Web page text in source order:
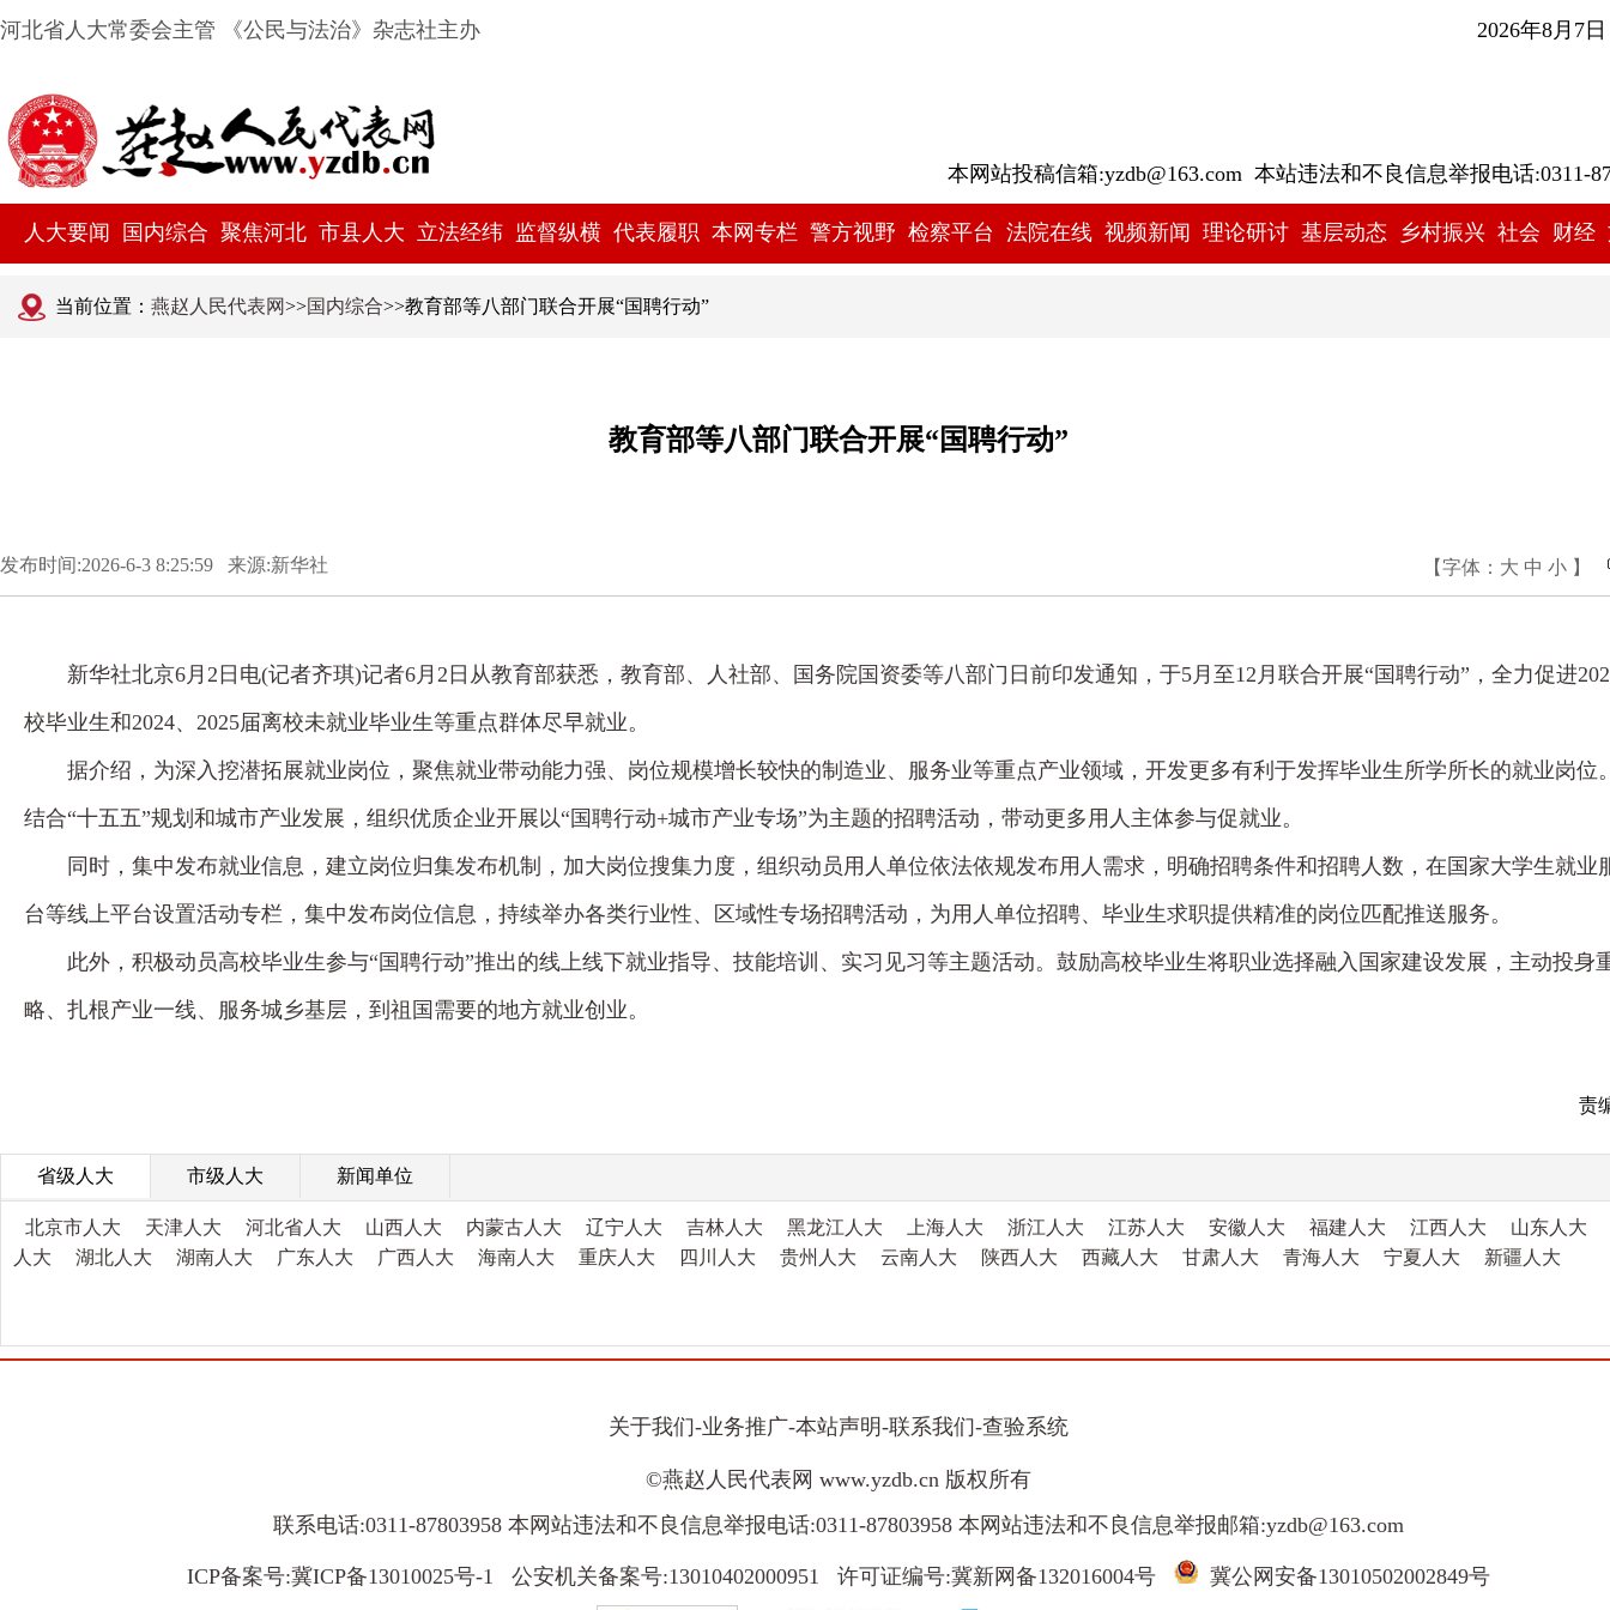
河北省人大常委会主管 《公民与法治》杂志社主办 2026年8月7
本网站投稿信箱:yzdb@163.com 本站违法和不良信息举报电话:0311-
人大要闻 国内综合 聚焦河北 市县人大 立法经纬 监督纵横 代表履职 本网专栏 警方视野 检察平台 法院在线 视频新闻 理论研讨 基层动态 乡村振兴 社会 财经
当前位置： 燕赵人民代表网>>国内综合>>教育部等八部门联合开展“国聘行动”
教育部等八部门联合开展“国聘行动”
发布时间:2026-6-3 8:25:59 来源:新华社 【字体： 大 中 小 】
新华社北京6月2日电(记者齐琪)记者6月2日从教育部获悉，教育部、人社部、国务院国资委等八部门日前印发通知，于5月至12月联合开展“国聘行动”，全力促进
校毕业生和2024、2025届离校未就业毕业生等重点群体尽早就业。
据介绍，为深入挖潜拓展就业岗位，聚焦就业带动能力强、岗位规模增长较快的制造业、服务业等重点产业领域，开发更多有利于发挥毕业生所学所长的就业岗位
结合“十五五”规划和城市产业发展，组织优质企业开展以“国聘行动+城市产业专场”为主题的招聘活动，带动更多用人主体参与促就业。
同时，集中发布就业信息，建立岗位归集发布机制，加大岗位搜集力度，组织动员用人单位依法依规发布用人需求，明确招聘条件和招聘人数，在国家大学生就业
台等线上平台设置活动专栏，集中发布岗位信息，持续举办各类行业性、区域性专场招聘活动，为用人单位招聘、毕业生求职提供精准的岗位匹配推送服务。
此外，积极动员高校毕业生参与“国聘行动”推出的线上线下就业指导、技能培训、实习见习等主题活动。鼓励高校毕业生将职业选择融入国家建设发展，主动投身
略、扎根产业一线、服务城乡基层，到祖国需要的地方就业创业。
责
省级人大 市级人大 新闻单位
北京市人大 天津人大 河北省人大 山西人大 内蒙古人大 辽宁人大 吉林人大 黑龙江人大 上海人大 浙江人大 江苏人大 安徽人大 福建人大 江西人大
山东人大
人大
湖北人大 湖南人大 广东人大 广西人大 海南人大 重庆人大 四川人大 贵州人大 云南人大 陕西人大 西藏人大 甘肃人大 青海人大 宁夏人大 新疆人大
关于我们-业务推广-本站声明-联系我们-查验系统
©燕赵人民代表网 www.yzdb.cn 版权所有
联系电话:0311-87803958 本网站违法和不良信息举报电话:0311-87803958 本网站违法和不良信息举报邮箱:yzdb@163.com
ICP备案号:冀ICP备13010025号-1 公安机关备案号:13010402000951 许可证编号:冀新网备132016004号 冀公网安备13010502002849号